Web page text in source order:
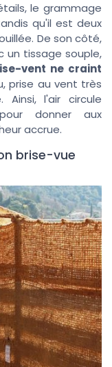
le grammage
qu'il est deux
De son côté,
un tissage souple,
vent ne craint
prise au vent très
l'air circule
donner aux
accrue.
brise-vue